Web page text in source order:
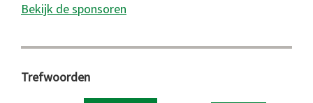
Bekijk de sponsoren
Trefwoorden